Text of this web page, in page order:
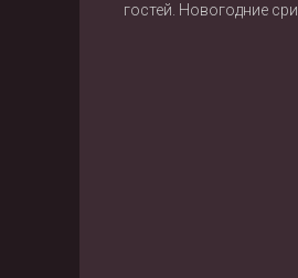
гостей. Новогодние